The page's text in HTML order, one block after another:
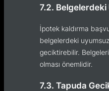
7.2.
İpotek kaldırma
belgelerdeki
geciktirebilir.
olması önemlidir.
7.3. Tapuda